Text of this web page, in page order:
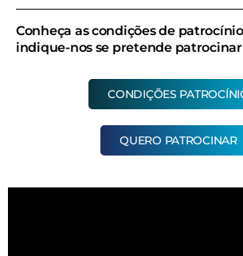
Conheça as condições de
indique-nos se pretende
CONDIÇÕES
QUERO PATROCINAR